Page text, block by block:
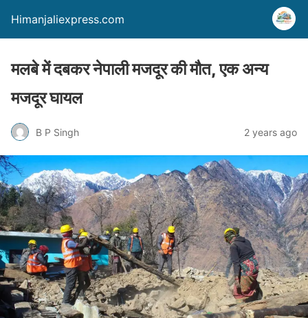
Himanjaliexpress.com
मलबे में दबकर नेपाली मजदूर की मौत, एक अन्य
मजदूर घायल
B P Singh 2 years ago